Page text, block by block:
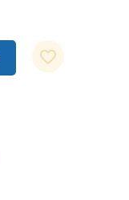
favorite_border